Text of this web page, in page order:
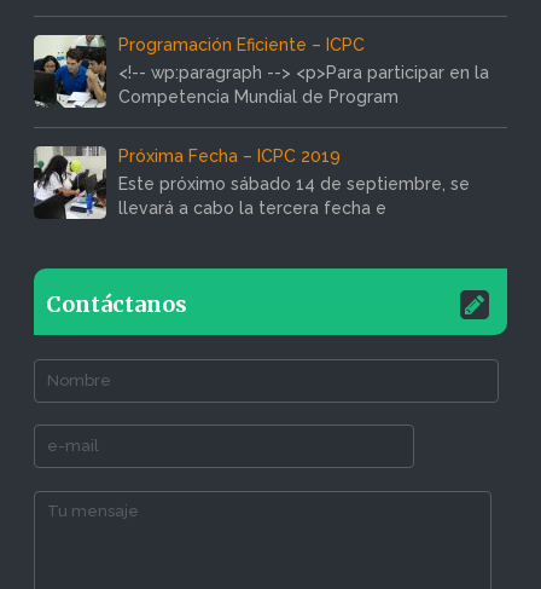
Programación Eficiente – ICPC
<!-- wp:paragraph --> <p>Para participar en la
Competencia Mundial de Program
Próxima Fecha – ICPC 2019
Este próximo sábado 14 de septiembre, se
llevará a cabo la tercera fecha e
Contáctanos